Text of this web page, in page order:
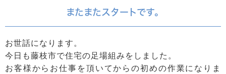
またまたスタートです。
お世話になります。
今日も藤枝市で住宅の足場組みをしました。
お客様からお仕事を頂いてからの初めの作業になりま